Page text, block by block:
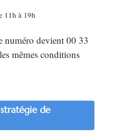
11h à 19h
numéro devient 00 33
mêmes conditions
stratégie de